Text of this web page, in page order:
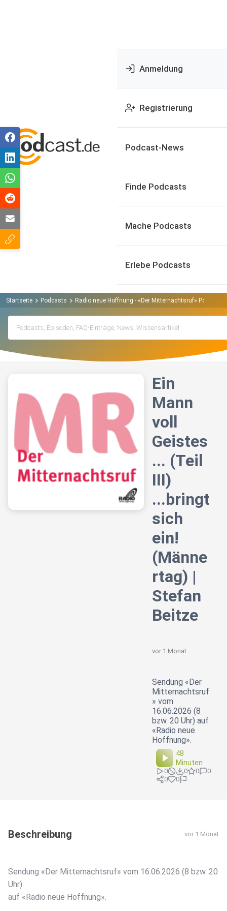
Anmeldung
Registrierung
Podcast-News
Finde Podcasts
Mache Podcasts
Erlebe Podcasts
Startseite Podcasts Radio neue Hoffnung - «Der Mitternachtsruf» Podcast
Ein
Mann
voll
Geistes
... (Teil
III)
...bringt
sich
ein!
(Männe
rtag) |
Stefan
Beitze
vor 1 Monat
Sendung «Der
Mitternachtsruf
» vom
16.06.2026 (8
bzw. 20 Uhr) auf
«Radio neue
Hoffnung».
48
Minuten
0 0 0
0
0
0
Beschreibung vor 1 Monat
Sendung «Der Mitternachtsruf» vom 16.06.2026 (8 bzw. 20
Uhr)
auf «Radio neue Hoffnung».